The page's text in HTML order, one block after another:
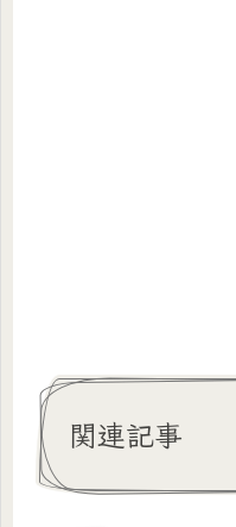
関連記事